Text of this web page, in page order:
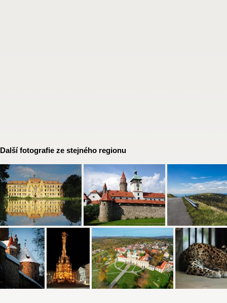
Další fotografie ze stejného regionu